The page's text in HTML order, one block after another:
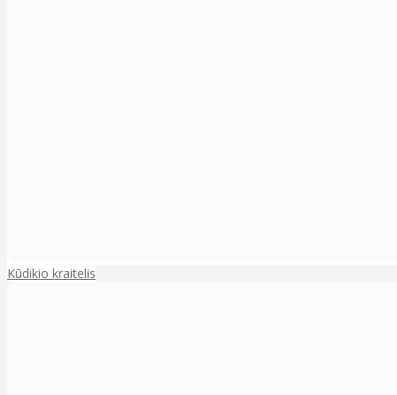
Kūdikio kraitelis